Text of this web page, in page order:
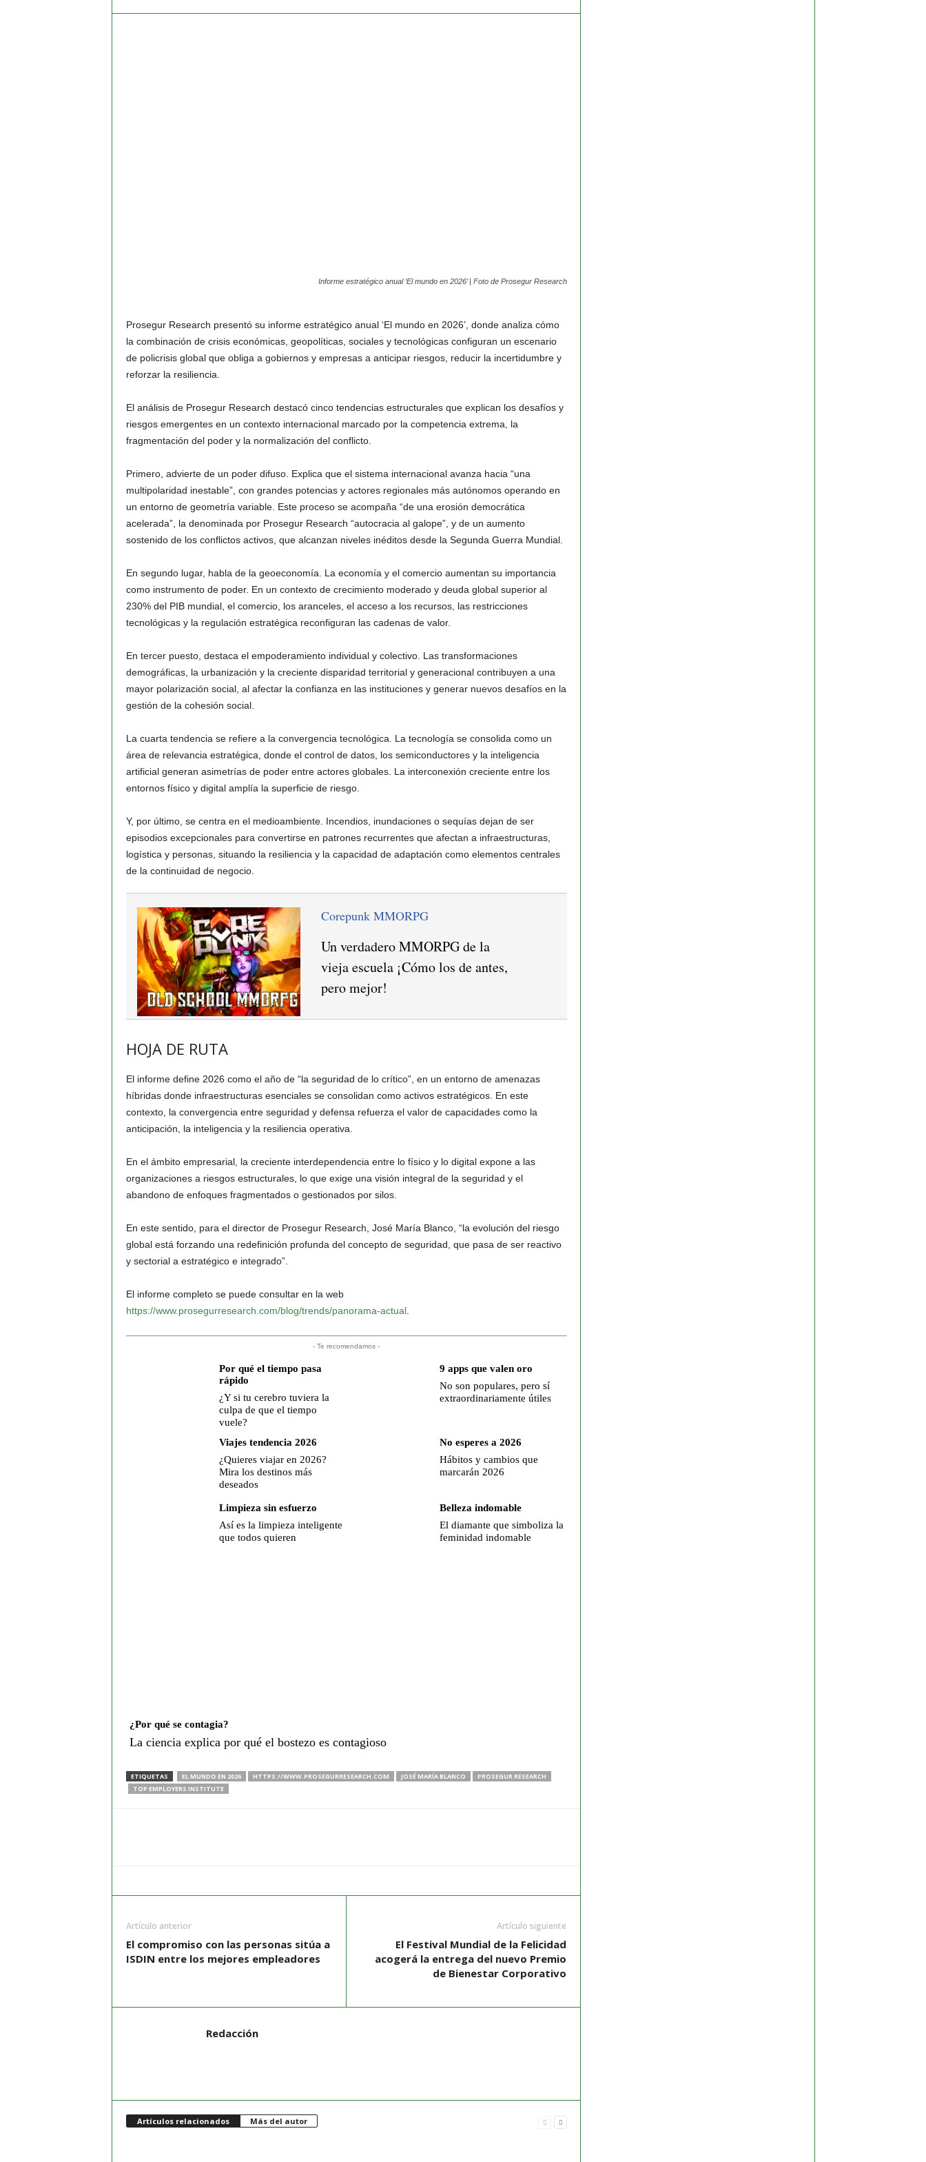
Informe estratégico anual ‘El mundo en 2026’ | Foto de Prosegur Research
Prosegur Research presentó su informe estratégico anual ‘El mundo en 2026’, donde analiza cómo
la combinación de crisis económicas, geopolíticas, sociales y tecnológicas configuran un escenario
de policrisis global que obliga a gobiernos y empresas a anticipar riesgos, reducir la incertidumbre y
reforzar la resiliencia.
El análisis de Prosegur Research destacó cinco tendencias estructurales que explican los desafíos y
riesgos emergentes en un contexto internacional marcado por la competencia extrema, la
fragmentación del poder y la normalización del conflicto.
Primero, advierte de un poder difuso. Explica que el sistema internacional avanza hacia “una
multipolaridad inestable”, con grandes potencias y actores regionales más autónomos operando en
un entorno de geometría variable. Este proceso se acompaña “de una erosión democrática
acelerada”, la denominada por Prosegur Research “autocracia al galope”, y de un aumento
sostenido de los conflictos activos, que alcanzan niveles inéditos desde la Segunda Guerra Mundial.
En segundo lugar, habla de la geoeconomía. La economía y el comercio aumentan su importancia
como instrumento de poder. En un contexto de crecimiento moderado y deuda global superior al
230% del PIB mundial, el comercio, los aranceles, el acceso a los recursos, las restricciones
tecnológicas y la regulación estratégica reconfiguran las cadenas de valor.
En tercer puesto, destaca el empoderamiento individual y colectivo. Las transformaciones
demográficas, la urbanización y la creciente disparidad territorial y generacional contribuyen a una
mayor polarización social, al afectar la confianza en las instituciones y generar nuevos desafíos en la
gestión de la cohesión social.
La cuarta tendencia se refiere a la convergencia tecnológica. La tecnología se consolida como un
área de relevancia estratégica, donde el control de datos, los semiconductores y la inteligencia
artificial generan asimetrías de poder entre actores globales. La interconexión creciente entre los
entornos físico y digital amplía la superficie de riesgo.
Y, por último, se centra en el medioambiente. Incendios, inundaciones o sequías dejan de ser
episodios excepcionales para convertirse en patrones recurrentes que afectan a infraestructuras,
logística y personas, situando la resiliencia y la capacidad de adaptación como elementos centrales
de la continuidad de negocio.
Corepunk MMORPG
Un verdadero MMORPG de la
vieja escuela ¡Cómo los de antes,
pero mejor!
HOJA DE RUTA
El informe define 2026 como el año de “la seguridad de lo crítico”, en un entorno de amenazas
híbridas donde infraestructuras esenciales se consolidan como activos estratégicos. En este
contexto, la convergencia entre seguridad y defensa refuerza el valor de capacidades como la
anticipación, la inteligencia y la resiliencia operativa.
En el ámbito empresarial, la creciente interdependencia entre lo físico y lo digital expone a las
organizaciones a riesgos estructurales, lo que exige una visión integral de la seguridad y el
abandono de enfoques fragmentados o gestionados por silos.
En este sentido, para el director de Prosegur Research, José María Blanco, “la evolución del riesgo
global está forzando una redefinición profunda del concepto de seguridad, que pasa de ser reactivo
y sectorial a estratégico e integrado”.
El informe completo se puede consultar en la web
https://www.prosegurresearch.com/blog/trends/panorama-actual.
- Te recomendamos -
Por qué el tiempo pasa
rápido
¿Y si tu cerebro tuviera la
culpa de que el tiempo
vuele?
9 apps que valen oro
No son populares, pero sí
extraordinariamente útiles
Viajes tendencia 2026
¿Quieres viajar en 2026?
Mira los destinos más
deseados
No esperes a 2026
Hábitos y cambios que
marcarán 2026
Limpieza sin esfuerzo
Así es la limpieza inteligente
que todos quieren
Belleza indomable
El diamante que simboliza la
feminidad indomable
¿Por qué se contagia?
La ciencia explica por qué el bostezo es contagioso
ETIQUETAS EL MUNDO EN 2026 HTTPS://WWW.PROSEGURRESEARCH.COM JOSÉ MARÍA BLANCO
PROSEGUR RESEARCH
TOP EMPLOYERS INSTITUTE
Artículo anterior
El compromiso con las personas sitúa a
ISDIN entre los mejores empleadores
Artículo siguiente
El Festival Mundial de la Felicidad
acogerá la entrega del nuevo Premio
de Bienestar Corporativo
Redacción
Artículos relacionados Más del autor